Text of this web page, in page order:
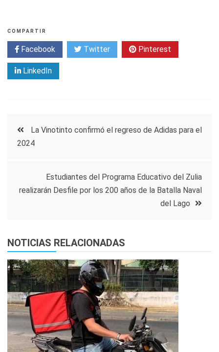
COMPARTIR
Facebook Twitter Pinterest
LinkedIn
Navegación
entradas
La Vinotinto confirmó el regreso de Adidas para el
2024
Estudiantes del Programa Educativo del Zulia
realizarán Desfile por los 200 años de la Batalla Naval
del Lago
NOTICIAS RELACIONADAS